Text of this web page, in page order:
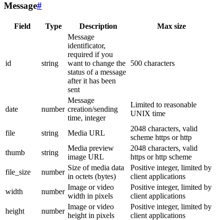
Message#
Field Type Description Max size
id string
Message
identificator,
required if you
want to change the
status of a message
after it has been
sent
500 characters
date number
Message
creation/sending
time, integer
Limited to reasonable
UNIX time
file string Media URL
2048 characters, valid
scheme https or http
thumb
string
Media preview
image URL
2048 characters, valid
https or http scheme
file_size
number
Size of media data
in octets (bytes)
Positive integer, limited by
client applications
width
number
Image or video
width in pixels
Positive integer, limited by
client applications
height
number
Image or video
height in pixels
Positive integer, limited by
client applications